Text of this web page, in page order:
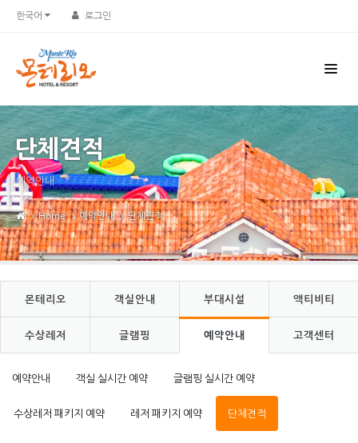
한국어 로그인
단체견적
예약안내
Home 예약안내 단체견적
몬테리오 객실안내 부대시설 액티비티
수상레저 글램핑 예약안내 고객센터
예약안내 객실 실시간 예약 글램핑 실시간 예약
수상레저 패키지 예약 레저 패키지 예약 단체견적
Sketchbook5, 스케치북5